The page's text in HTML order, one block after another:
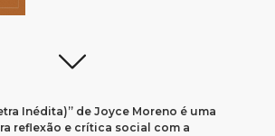
Inédita)” de Joyce Moreno é uma
reflexão e crítica social com a